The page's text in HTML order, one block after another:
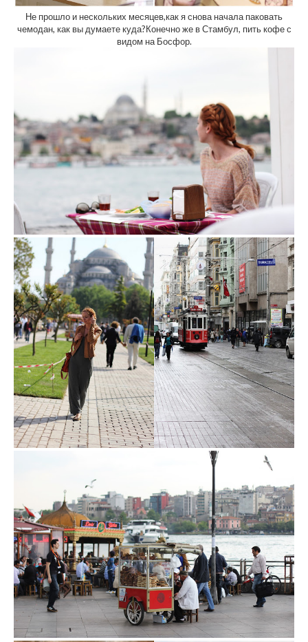
Не прошло и нескольких месяцев,как я снова начала паковать
чемодан, как вы думаете куда?Конечно же в Стамбул, пить кофе с
видом на Босфор.